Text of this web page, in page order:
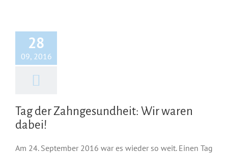
28
09, 2016
Tag der Zahngesundheit: Wir waren
dabei!
Am 24. September 2016 war es wieder so weit. Einen Tag